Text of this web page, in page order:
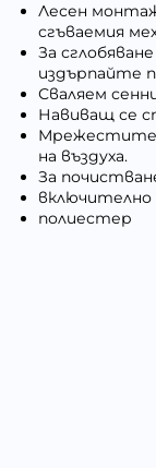
Лесен
сгъваемия
За
издърпайте
Сваляем
Навиващ се
Мрежестите
на въздуха.
За
включително
полиестер